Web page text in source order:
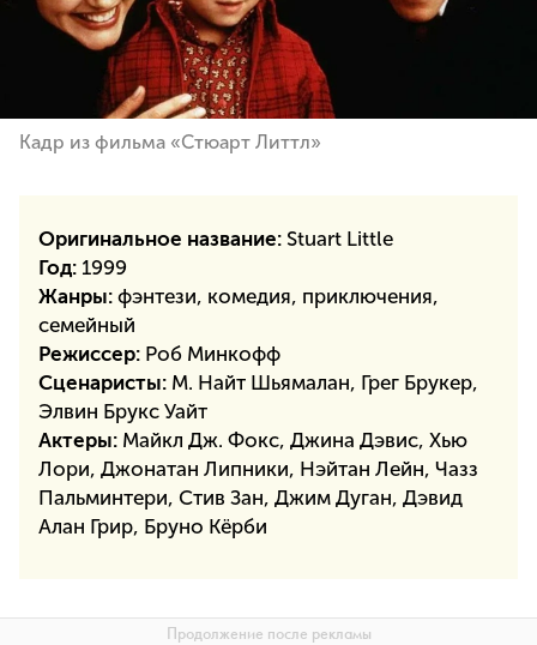
Кадр из фильма «Стюарт Литтл»
Оригинальное название: Stuart Little
Год: 1999
Жанры: фэнтези, комедия, приключения,
семейный
Режиссер: Роб Минкофф
Сценаристы: М. Найт Шьямалан, Грег Брукер,
Элвин Брукс Уайт
Актеры: Майкл Дж. Фокс, Джина Дэвис, Хью
Лори, Джонатан Липники, Нэйтан Лейн, Чазз
Пальминтери, Стив Зан, Джим Дуган, Дэвид
Алан Грир, Бруно Кёрби